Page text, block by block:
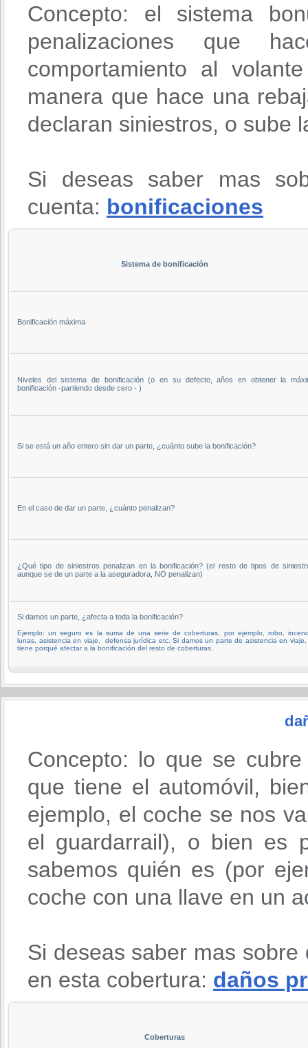
Concepto: el sistema
penalizaciones que
comportamiento al
manera que hace una
declaran siniestros, o sube
Si deseas saber mas
cuenta: bonificaciones
Sistema de bonificación
Bonificación máxima
Niveles del sistema de bonificación (o en su defecto, años en obtener la
bonificación -partiendo desde cero - )
Si se está un año entero sin dar un parte, ¿cuánto sube la bonificación?
En el caso de dar un parte, ¿cuánto penalizan?
¿Qué tipo de siniestros penalizan en la bonificación? (el resto de tipos de
aunque se de un parte a la aseguradora, NO penalizan)
Si damos un parte, ¿afecta a toda la bonificación?
Ejemplo: un seguro es la suma de una serie de coberturas, por ejemplo, robo,
lunas, asistencia en viaje, defensa jurídica etc. Si damos un parte de asistencia en viaje,
tiene porqué afectar a la bonificación del resto de coberturas.
Concepto: lo que se
que tiene el automóvil,
ejemplo, el coche se nos
el guardarrail), o bien es
sabemos quién es (por
coche con una llave en un
Si deseas saber mas
en esta cobertura: daños
Coberturas